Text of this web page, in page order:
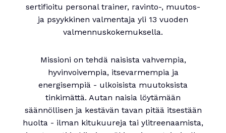
sertifioitu personal trainer, ravinto-, muutos-
ja psyykkinen valmentaja yli 13 vuoden
valmennuskokemuksella.
Missioni on tehdä naisista vahvempia,
hyvinvoivempia, itsevarmempia ja
energisempiä - ulkoisista muutoksista
tinkimättä. Autan naisia löytämään
säännöllisen ja kestävän tavan pitää itsestään
huolta - ilman kitukuureja tai ylitreenaamista,